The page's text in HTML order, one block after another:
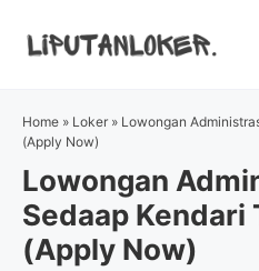
Home » Loker » Lowongan
(Apply Now)
Lowongan
Sedaap Kendari
(Apply Now)